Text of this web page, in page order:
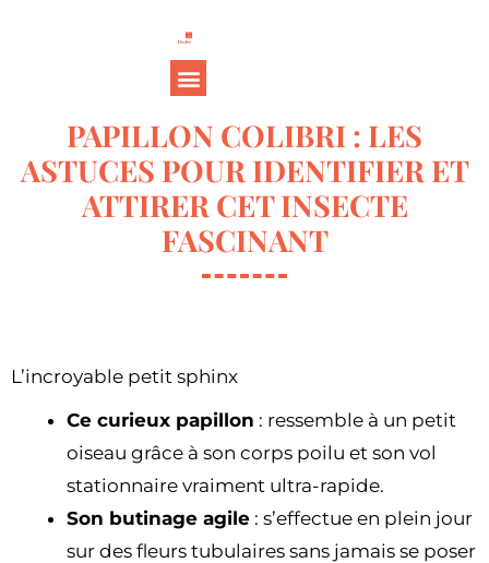
PAPILLON COLIBRI : LES
ASTUCES POUR IDENTIFIER ET
ATTIRER CET INSECTE
FASCINANT
L’incroyable petit sphinx
Ce curieux papillon : ressemble à un petit
oiseau grâce à son corps poilu et son vol
stationnaire vraiment ultra-rapide.
Son butinage agile : s’effectue en plein jour
sur des fleurs tubulaires sans jamais se poser